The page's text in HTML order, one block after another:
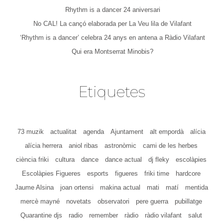
Rhythm is a dancer 24 aniversari
No CAL! La cançó elaborada per La Veu lila de Vilafant
‘Rhythm is a dancer’ celebra 24 anys en antena a Ràdio Vilafant
Qui era Montserrat Minobis?
Etiquetes
73 muzik actualitat agenda Ajuntament alt empordà
alícia
alícia herrera
aniol ribas astronòmic
cami de les herbes
ciència friki
cultura dance dance actual dj fleky
escolàpies
Escolàpies Figueres
esports figueres friki time
hardcore
Jaume Alsina
joan ortensi makina actual mati matí
mentida
mercè mayné
novetats observatori pere guerra
pubillatge
Quarantine djs
radio remember ràdio ràdio vilafant
salut